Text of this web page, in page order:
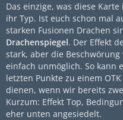
Das einzige, was diese
ihr Typ. Ist euch schon mal
starken Fusionen Drachen
Drachenspiegel. Der Effekt
stark, aber die
einfach unmöglich. So kann
letzten Punkte zu einem
dienen, wenn wir bereits
Kurzum: Effekt Top,
eher unten angesiedelt.